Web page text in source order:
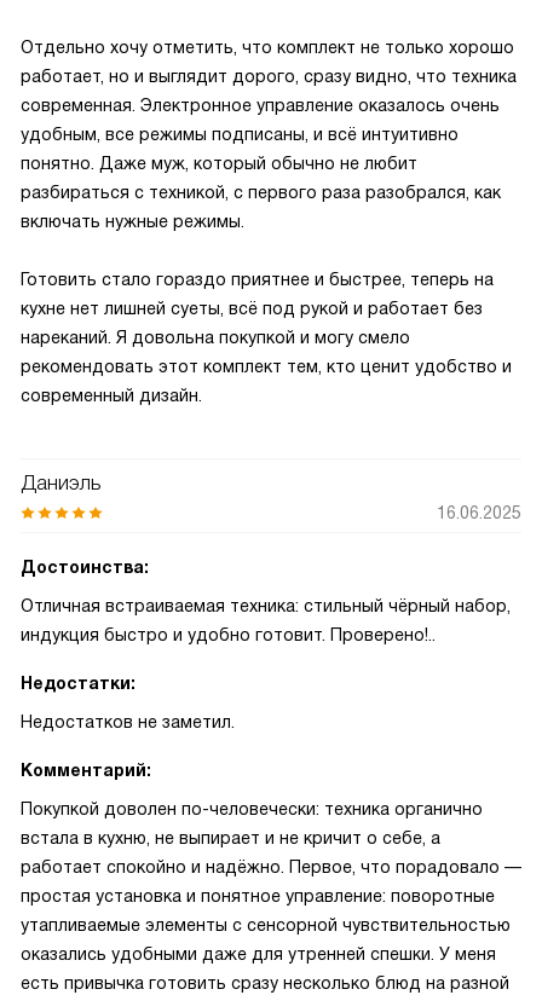
Отдельно хочу отметить, что комплект не только хорошо
работает, но и выглядит дорого, сразу видно, что техника
современная. Электронное управление оказалось очень
удобным, все режимы подписаны, и всё интуитивно
понятно. Даже муж, который обычно не любит
разбираться с техникой, с первого раза разобрался, как
включать нужные режимы.
Готовить стало гораздо приятнее и быстрее, теперь на
кухне нет лишней суеты, всё под рукой и работает без
нареканий. Я довольна покупкой и могу смело
рекомендовать этот комплект тем, кто ценит удобство и
современный дизайн.
Даниэль
16.06.2025
Достоинства:
Отличная встраиваемая техника: стильный чёрный набор,
индукция быстро и удобно готовит. Проверено!..
Недостатки:
Недостатков не заметил.
Комментарий:
Покупкой доволен по-человечески: техника органично
встала в кухню, не выпирает и не кричит о себе, а
работает спокойно и надёжно. Первое, что порадовало —
простая установка и понятное управление: поворотные
утапливаемые элементы с сенсорной чувствительностью
оказались удобными даже для утренней спешки. У меня
есть привычка готовить сразу несколько блюд на разной